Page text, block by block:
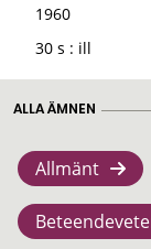
1960
30 s : ill
ALLA ÄMNEN
Allmänt